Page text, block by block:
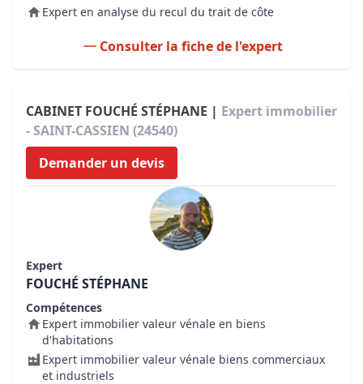
Expert en analyse du recul du trait de côte
Consulter la fiche de l'expert
CABINET FOUCHÉ STÉPHANE | Expert immobilier
- SAINT-CASSIEN (24540)
Demander un devis
Expert
FOUCHÉ STÉPHANE
Compétences
Expert immobilier valeur vénale en biens
d'habitations
Expert immobilier valeur vénale biens commerciaux
et industriels